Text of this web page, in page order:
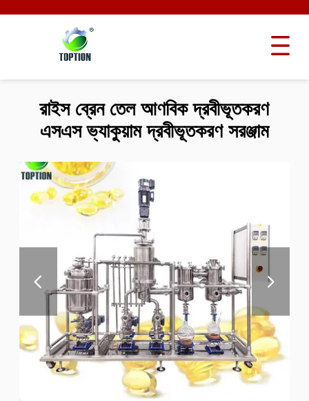
রাইস ব্রেন তেল আণবিক দ্রবীভূতকরণ
এসএস ভ্যাকুয়াম দ্রবীভূতকরণ সরঞ্জাম